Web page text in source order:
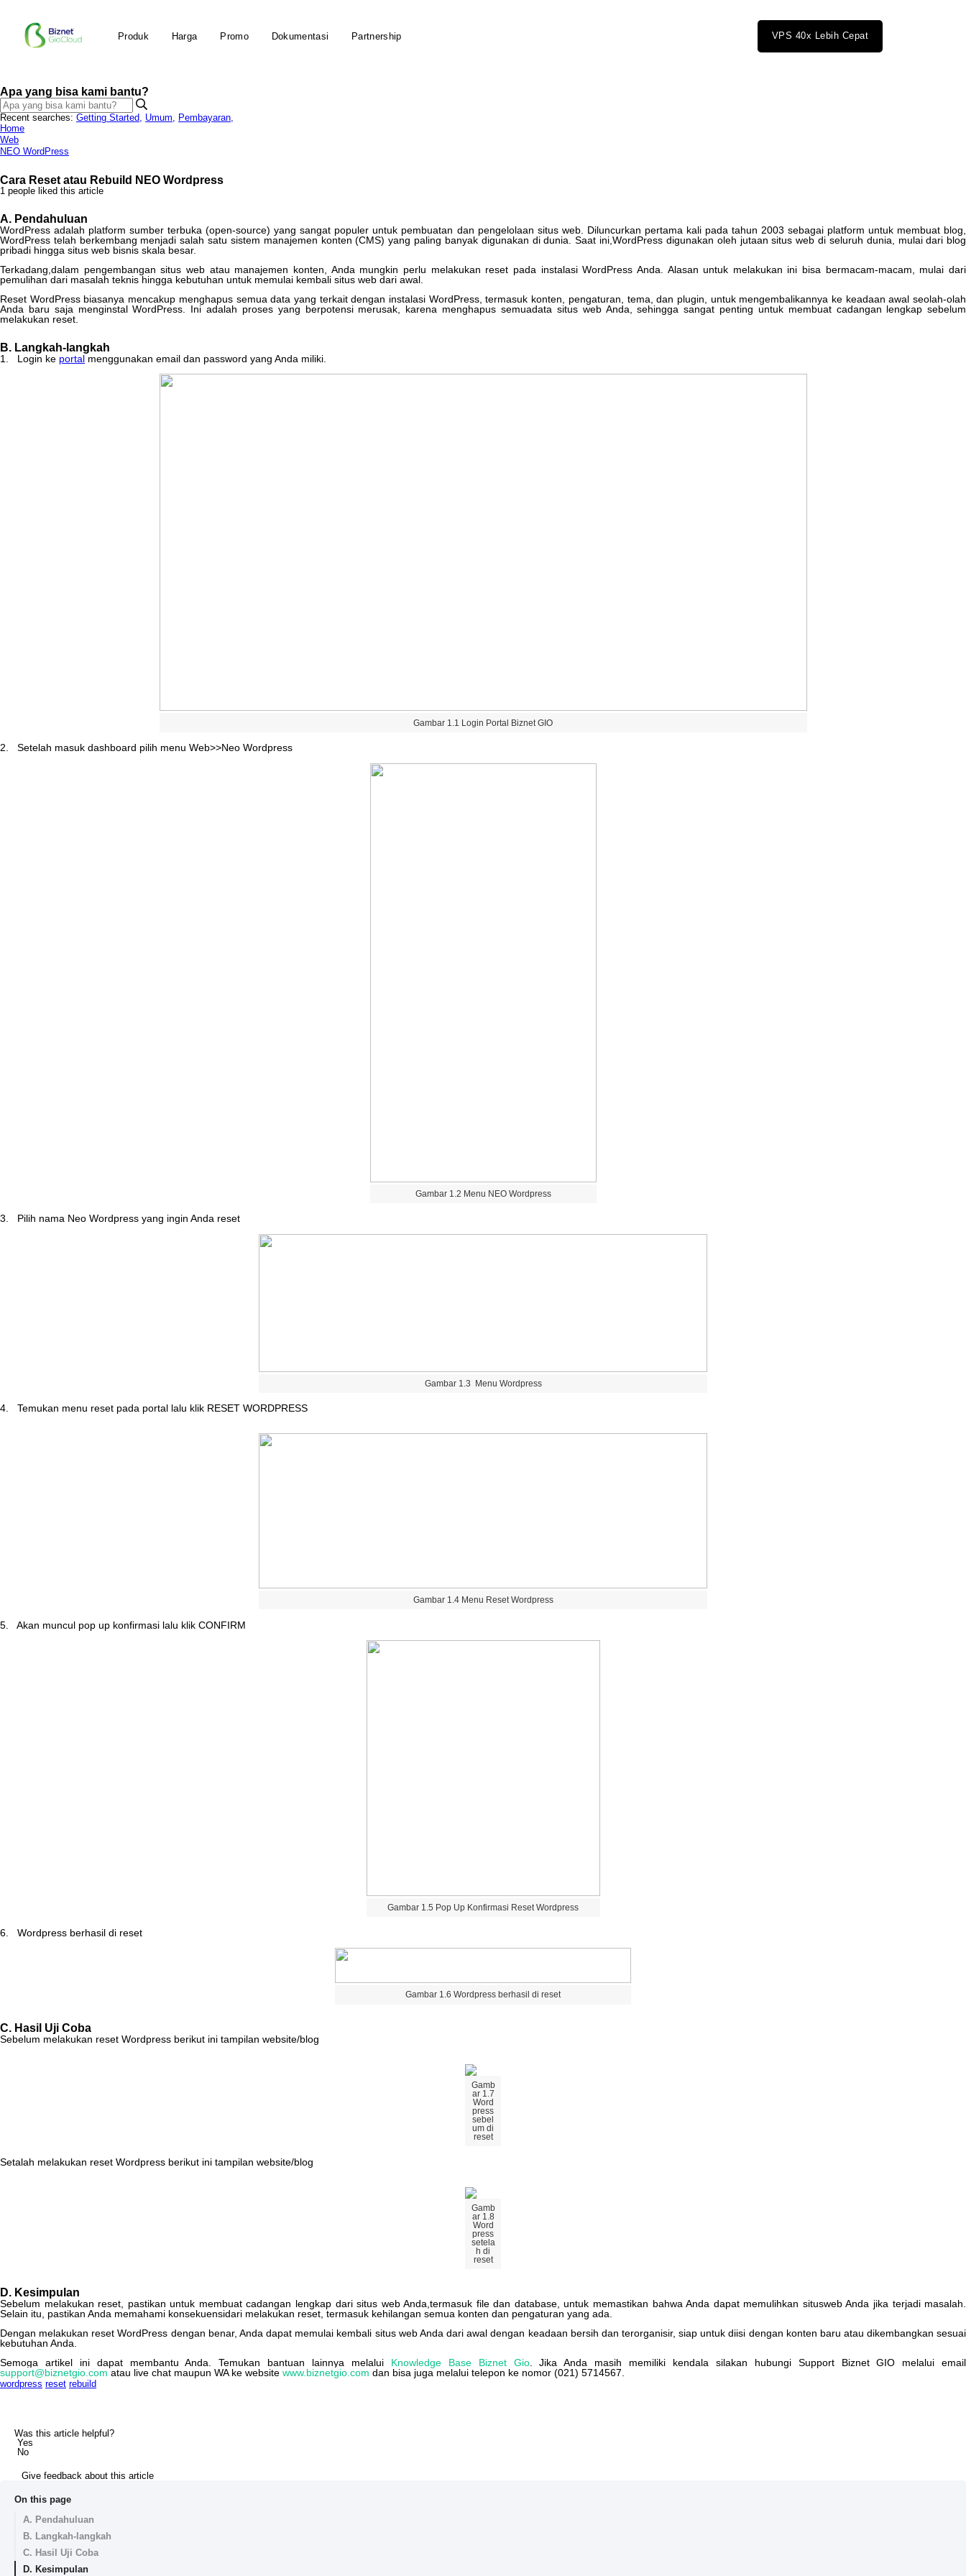
Produk Harga Promo Dokumentasi Partnership VPS 40x Lebih Cepat
Apa yang bisa kami bantu?
Recent searches: Getting Started, Umum, Pembayaran,
Home
Web
NEO WordPress
Cara Reset atau Rebuild NEO Wordpress
1 people liked this article
A. Pendahuluan
WordPress adalah platform sumber terbuka (open-source) yang sangat populer untuk pembuatan dan pengelolaan situs web. Diluncurkan pertama kali pada tahun 2003 sebagai platform untuk membuat blog
WordPress telah berkembang menjadi salah satu sistem manajemen konten (CMS) yang paling banyak digunakan di dunia Saat ini ,WordPress digunakan oleh jutaan situs web di seluruh dunia mulai dari blog
pribadi hingga situs web bisnis skala besar.
Terkadang dalam pengembangan situs web atau manajemen konten Anda mungkin perlu melakukan reset pada instalasi WordPress Anda Alasan untuk melakukan ini bisa bermacam-macam mulai dari
pemulihan dari masalah teknis hingga kebutuhan untuk memulai kembali situs web dari awal
Reset WordPress biasanya mencakup menghapus semua data yang terkait dengan instalasi WordPress, termasuk konten pengaturan tema dan plugin untuk mengembalikannya ke keadaan awal seolah-olah
Anda baru saja menginstal WordPress Ini adalah proses yang berpotensi merusak karena menghapus semuadata situs web Anda sehingga sangat penting untuk membuat cadangan lengkap sebelum
melakukan reset
B. Langkah- langkah
1 Login ke portal menggunakan email dan password yang Anda miliki
Gambar 1 1 Login Portal Biznet GIO
2 Setelah masuk dashboard pilih menu Web>>Neo Wordpress
Gambar 1 2 Menu NEO Wordpress
3. Pilih nama Neo Wordpress yang ingin Anda reset
Gambar 1.3 Menu Wordpress
4. Temukan menu reset pada portal lalu klik RESET WORDPRESS
Gambar 1.4 Menu Reset Wordpress
5 Akan muncul pop up konfirmasi lalu klik CONFIRM
Gambar 1.5 Pop Up Konfirmasi Reset Wordpress
6 Wordpress berhasil di reset
Gambar 1.6 Wordpress berhasil di reset
C. Hasil Uji Coba
Sebelum melakukan reset Wordpress berikut ini tampilan website/blog
Gamb
ar 1.7
Word
press
sebel
um di
reset
Setalah melakukan reset Wordpress berikut ini tampilan website/blog
Gamb
ar 1.8
Word
press
setela
h di
reset
D. Kesimpulan
Sebelum melakukan reset, pastikan untuk membuat cadangan lengkap dari situs web Anda,termasuk file dan database, untuk memastikan bahwa Anda dapat memulihkan situsweb Anda jika terjadi masalah.
Selain itu, pastikan Anda memahami konsekuensidari melakukan reset, termasuk kehilangan semua konten dan pengaturan yang ada.
Dengan melakukan reset WordPress dengan benar, Anda dapat memulai kembali situs web Anda dari awal dengan keadaan bersih dan terorganisir, siap untuk diisi dengan konten baru atau dikembangkan sesuai
kebutuhan Anda.
Semoga
artikel ini dapat membantu Anda. Temukan bantuan lainnya melalui Knowledge Base Biznet Gio. Jika Anda masih memiliki kendala silakan hubungi Support Biznet GIO melalui
email
support@biznetgio.com atau live chat maupun WA ke website www.biznetgio.com dan bisa juga melalui telepon ke nomor (021) 5714567.
wordpress reset rebuild
Was this article helpful?
Yes
No
Give feedback about this article
On this page
A. Pendahuluan
B. Langkah-langkah
C. Hasil Uji Coba
D. Kesimpulan